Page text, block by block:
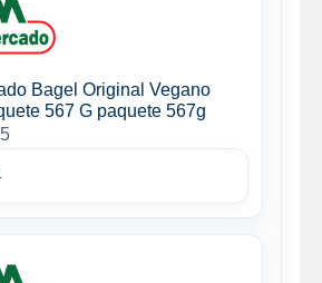
Bagel Original Vegano
567 G paquete 567g